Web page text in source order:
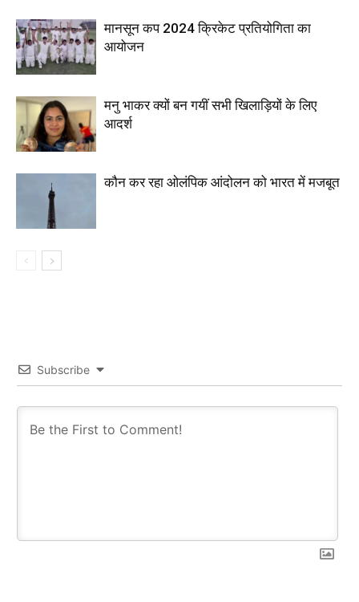
मानसून कप 2024 क्रिकेट प्रतियोगिता का
आयोजन
मनु भाकर क्यों बन गयीं सभी खिलाड़ियों के लिए
आदर्श
कौन कर रहा ओलंपिक आंदोलन को भारत में मजबूत
Subscribe